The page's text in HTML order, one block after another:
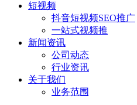
短视频
抖音短视频SEO推广
一站式视频推
新闻资讯
公司动态
行业资讯
关于我们
业务范围